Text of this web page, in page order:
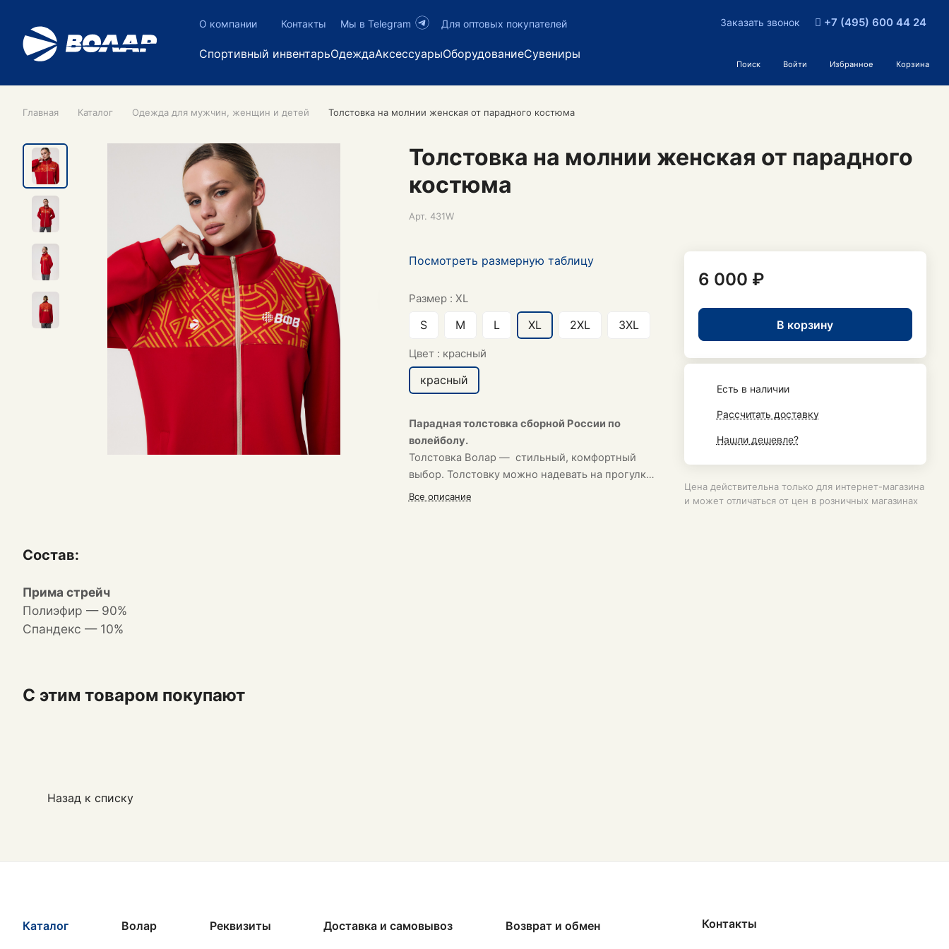
О компании Контакты Мы в Telegram Для оптовых покупателей
Спортивный инвентарьОдеждаАксессуарыОборудованиеСувениры
Заказать звонок +7 (495) 600 44 24
Поиск Войти Избранное Корзина
Главная Каталог Одежда для мужчин, женщин и детей Толстовка на молнии женская от парадного костюма
Толстовка на молнии женская от парадного
костюма
Арт. 431W
Посмотреть размерную таблицу
Размер : XL
S M L XL 2XL 3XL
Цвет : красный
красный
Парадная толстовка сборной России по
волейболу.
Толстовка Волар — стильный, комфортный
выбор. Толстовку можно надевать на прогулку
или на тренировку.
Все описание
6 000 ₽
В корзину
Есть в наличии
Рассчитать доставку
Нашли дешевле?
Цена действительна только для интернет-магазина
и может отличаться от цен в розничных магазинах
Состав:
Прима стрейч
Полиэфир — 90%
Спандекс — 10%
С этим товаром покупают
Назад к списку
Каталог Волар Реквизиты Доставка и самовывоз Возврат и обмен Контакты